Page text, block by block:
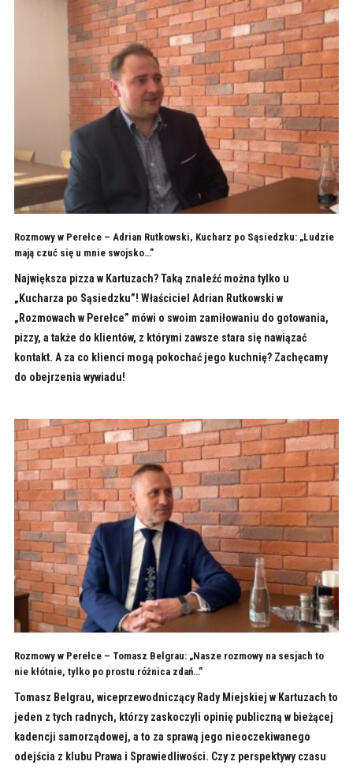
Rozmowy w Perełce – Adrian Rutkowski, Kucharz po Sąsiedzku: „Ludzie
mają czuć się u mnie swojsko…”
Największa pizza w Kartuzach? Taką znaleźć można tylko u
„Kucharza po Sąsiedzku”! Właściciel Adrian Rutkowski w
„Rozmowach w Perełce” mówi o swoim zamiłowaniu do gotowania,
pizzy, a także do klientów, z którymi zawsze stara się nawiązać
kontakt. A za co klienci mogą pokochać jego kuchnię? Zachęcamy
do obejrzenia wywiadu!
Rozmowy w Perełce – Tomasz Belgrau: „Nasze rozmowy na sesjach to
nie kłótnie, tylko po prostu różnica zdań…”
Tomasz Belgrau, wiceprzewodniczący Rady Miejskiej w Kartuzach to
jeden z tych radnych, którzy zaskoczyli opinię publiczną w bieżącej
kadencji samorządowej, a to za sprawą jego nieoczekiwanego
odejścia z klubu Prawa i Sprawiedliwości. Czy z perspektywy czasu